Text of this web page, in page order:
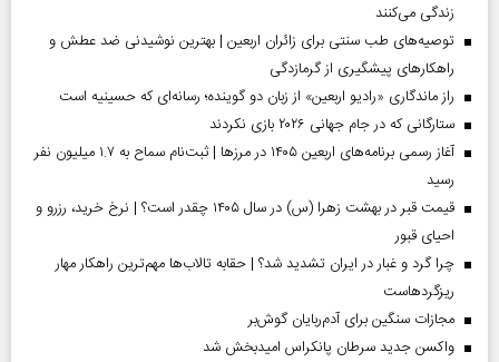
زندگی می‌کنند
توصیه‌های طب سنتی برای زائران اربعین | بهترین نوشیدنی ضد عطش و
راهکارهای پیشگیری از گرمازدگی
راز ماندگاری «رادیو اربعین» از زبان دو گوینده؛ رسانه‌ای که حسینیه است
ستارگانی که در جام جهانی ۲۰۲۶ بازی نکردند
آغاز رسمی برنامه‌های اربعین ۱۴۰۵ در مرز‌ها | ثبت‌نام سماح به ۱.۷ میلیون نفر
رسید
قیمت قبر در بهشت زهرا (س) در سال ۱۴۰۵ چقدر است؟ | نرخ خرید، رزرو و
احیای قبور
چرا گرد و غبار در ایران تشدید شد؟ | حقابه تالاب‌ها مهم‌ترین راهکار مهار
ریزگردهاست
مجازات سنگین برای آدم‌ربایان گوش‌بر
واکسن جدید سرطان پانکراس امیدبخش شد